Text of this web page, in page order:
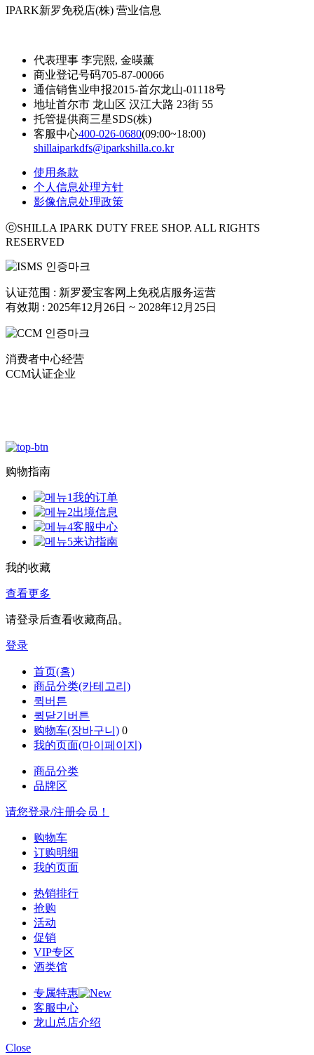
IPARK新罗免税店(株) 营业信息
代表理事 李完熙, 金暎薰
商业登记号码705-87-00066
通信销售业申报2015-首尔龙山-01118号
地址首尔市 龙山区 汉江大路 23街 55
托管提供商三星SDS(株)
客服中心400-026-0680(09:00~18:00)
shillaiparkdfs@iparkshilla.co.kr
使用条款
个人信息处理方针
影像信息处理政策
ⓒSHILLA IPARK DUTY FREE SHOP. ALL RIGHTS
RESERVED
认证范围 : 新罗爱宝客网上免税店服务运营
有效期 : 2025年12月26日 ~ 2028年12月25日
消费者中心经营
CCM认证企业
购物指南
我的订单
出境信息
客服中心
来访指南
我的收藏
查看更多
请登录后查看收藏商品。
登录
首页(홈)
商品分类(카테고리)
퀵버튼
퀵닫기버튼
购物车(장바구니) 0
我的页面(마이페이지)
商品分类
品牌区
请您登录/注册会员！
购物车
订购明细
我的页面
热销排行
抢购
活动
促销
VIP专区
酒类馆
专属特惠
客服中心
龙山总店介绍
Close